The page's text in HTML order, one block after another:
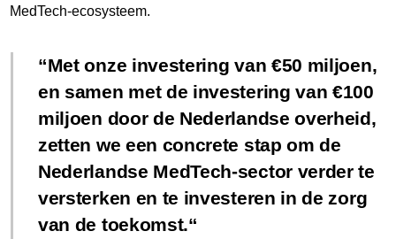
MedTech-ecosysteem.
Met onze investering van €50 miljoen,
en samen met de investering van €100
miljoen door de Nederlandse overheid,
zetten we een concrete stap om de
Nederlandse MedTech-sector verder te
versterken en te investeren in de zorg
van de toekomst.